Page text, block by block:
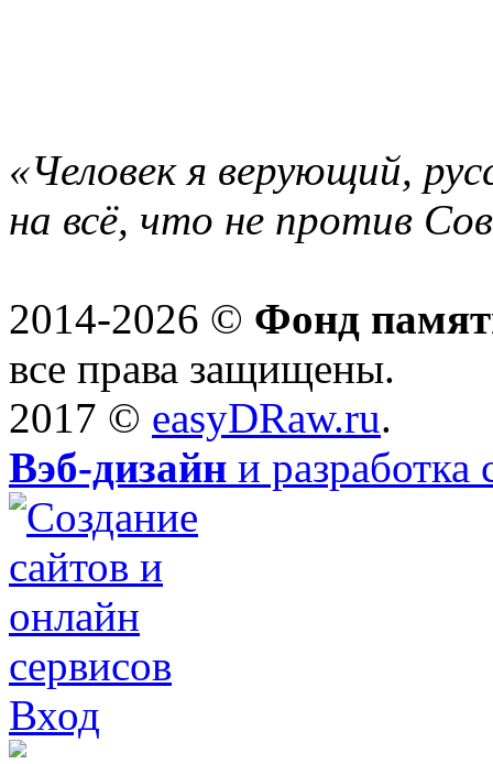
«Человек я верующий,
на всё, что не против
2014-2026 © Фонд
все права защищены.
2017 © easyDRaw.ru.
Вэб-дизайн и разработка
Вход